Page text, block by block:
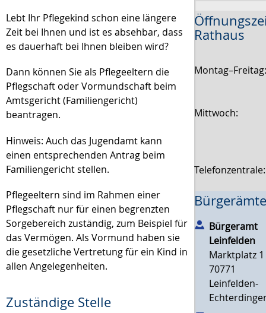
Lebt Ihr Pflegekind schon eine längere
Zeit bei Ihnen und ist es absehbar, dass
es dauerhaft bei Ihnen bleiben wird?
Dann können Sie als Pflegeeltern die
Pflegschaft oder Vormundschaft beim
Amtsgericht (Familiengericht)
beantragen.
Hinweis: Auch das Jugendamt kann
einen entsprechenden Antrag beim
Familiengericht stellen.
Pflegeeltern sind im Rahmen einer
Pflegschaft nur für einen begrenzten
Sorgebereich zuständig, zum Beispiel für
das Vermögen. Als Vormund haben sie
die gesetzliche Vertretung für ein Kind in
allen Angelegenheiten.
Zuständige Stelle
Rathaus
Mittwoch:
Bürgeramt
Leinfelden
Marktplatz 1
70771
Leinfelden-